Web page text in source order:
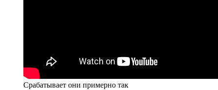
Срабатывает они примерно так